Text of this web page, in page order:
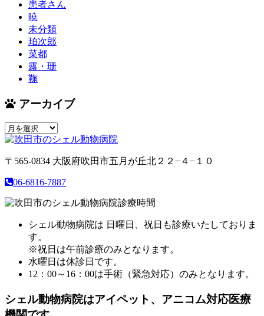
患者さん
暁
未分類
珀次郎
菜都
露・珊
鞠
アーカイブ
ア
ー
イ
ブ
〒565-0834 大阪府吹田市五月が丘北２２−４−１０
06-6816-7887
シェル動物病院は 日曜日、祝日も診療いたしておりま
す。
※祝日は午前診療のみとなります。
水曜日は休診日です。
12：00～16：00は手術（緊急対応）のみとなります。
シェル動物病院はアイペット、アニコム対応医療